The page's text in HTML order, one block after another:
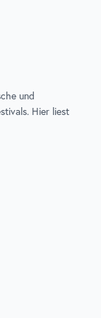
und
Hier liest